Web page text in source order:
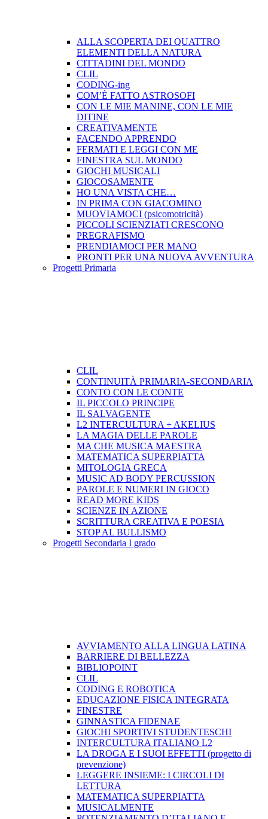
ALLA SCOPERTA DEI QUATTRO
ELEMENTI DELLA NATURA
CITTADINI DEL MONDO
CLIL
CODING-ing
COM’È FATTO ASTROSOFI
CON LE MIE MANINE, CON LE MIE
DITINE
CREATIVAMENTE
FACENDO APPRENDO
FERMATI E LEGGI CON ME
FINESTRA SUL MONDO
GIOCHI MUSICALI
GIOCOSAMENTE
HO UNA VISTA CHE…
IN PRIMA CON GIACOMINO
MUOVIAMOCI (psicomotricità)
PICCOLI SCIENZIATI CRESCONO
PREGRAFISMO
PRENDIAMOCI PER MANO
PRONTI PER UNA NUOVA AVVENTURA
Progetti Primaria
CLIL
CONTINUITÀ PRIMARIA-SECONDARIA
CONTO CON LE CONTE
IL PICCOLO PRINCIPE
IL SALVAGENTE
L2 INTERCULTURA + AKELIUS
LA MAGIA DELLE PAROLE
MA CHE MUSICA MAESTRA
MATEMATICA SUPERPIATTA
MITOLOGIA GRECA
MUSIC AD BODY PERCUSSION
PAROLE E NUMERI IN GIOCO
READ MORE KIDS
SCIENZE IN AZIONE
SCRITTURA CREATIVA E POESIA
STOP AL BULLISMO
Progetti Secondaria I grado
AVVIAMENTO ALLA LINGUA LATINA
BARRIERE DI BELLEZZA
BIBLIOPOINT
CLIL
CODING E ROBOTICA
EDUCAZIONE FISICA INTEGRATA
FINESTRE
GINNASTICA FIDENAE
GIOCHI SPORTIVI STUDENTESCHI
INTERCULTURA ITALIANO L2
LA DROGA E I SUOI EFFETTI (progetto di
prevenzione)
LEGGERE INSIEME: I CIRCOLI DI
LETTURA
MATEMATICA SUPERPIATTA
MUSICALMENTE